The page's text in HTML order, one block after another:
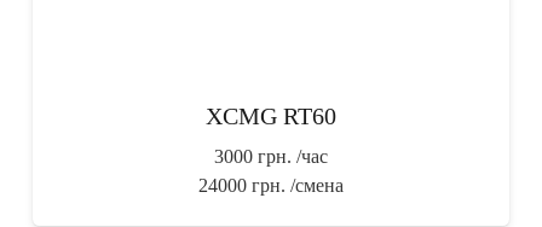
XCMG RT60
3000 грн. /час
24000 грн. /смена